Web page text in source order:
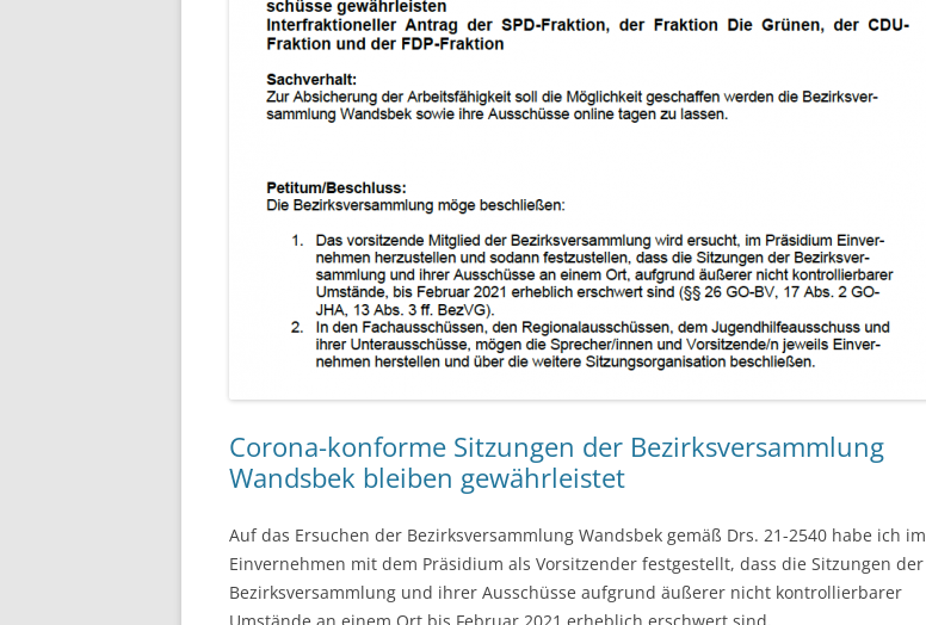
Corona-konforme Sitzungen der Bezirksversammlung
Wandsbek bleiben gewährleistet
Auf das Ersuchen der Bezirksversammlung Wandsbek gemäß Drs. 21-2540 habe ich im
Einvernehmen mit dem Präsidium als Vorsitzender festgestellt, dass die Sitzungen der
Bezirksversammlung und ihrer Ausschüsse aufgrund äußerer nicht kontrollierbarer